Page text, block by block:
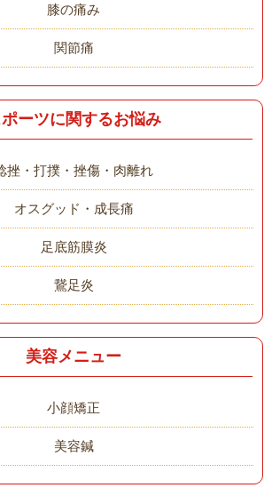
膝の痛み
関節痛
ポーツに関するお悩み
挫・打撲・挫傷・肉離れ
オスグッド・成長痛
足底筋膜炎
鵞足炎
美容メニュー
小顔矯正
美容鍼